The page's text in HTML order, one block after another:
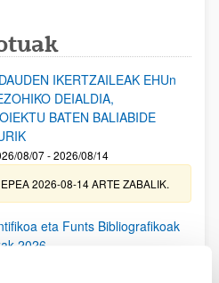
IKERTZAILEAK EHUn
DEIALDIA,
BATEN BALIABIDE
08/07 - 2026/08/14
2026-08-14 ARTE ZABALIK.
eta Funts Bibliografikoak
2026